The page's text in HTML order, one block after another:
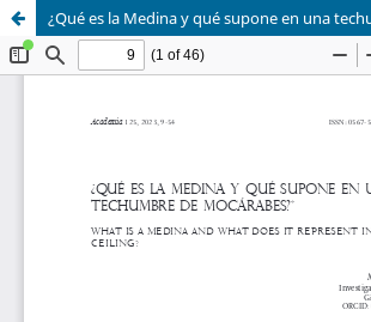
¿Qué es la Medina y qué supone en una